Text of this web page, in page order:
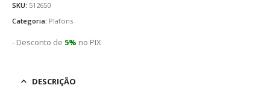
SKU: 512650
Categoria: Plafons
- Desconto de 5% no PIX
DESCRIÇÃO